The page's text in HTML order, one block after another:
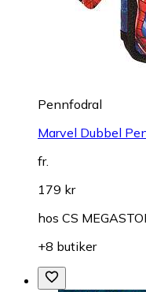
Pennfodral
Marvel Dubbel
fr.
179 kr
hos CS
+8 butiker